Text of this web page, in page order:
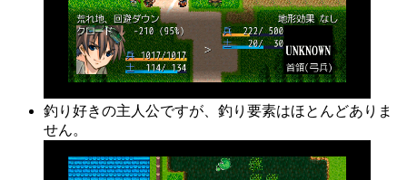
釣り好きの主人公ですが、釣り要素はほとんどありま
せん。